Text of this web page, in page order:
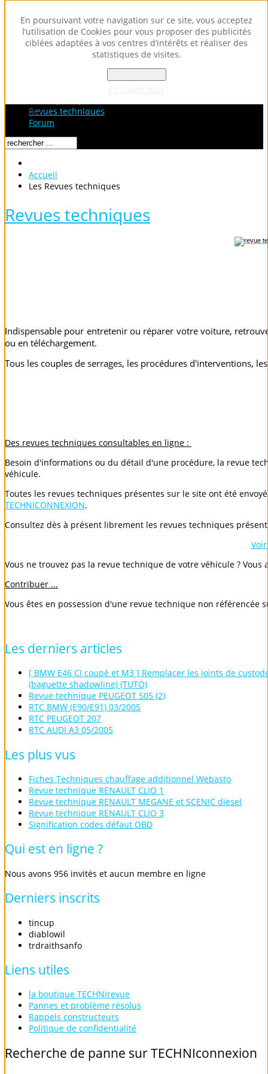
En poursuivant votre navigation sur ce site, vous acceptez
l’utilisation de Cookies pour vous proposer des publicités
ciblées adaptées à vos centres d’intérêts et réaliser des
statistiques de visites.
Loading...Revues techniques
Forum
Accueil
Les Revues techniques
Revues techniques
Indispensable pour entretenir ou réparer votre voiture,
ou en téléchargement.
Tous les couples de serrages, les procédures d'interventions,
Des revues techniques consultables en ligne :
Besoin d'informations ou du détail d'une procédure, la revue
véhicule.
Toutes les revues techniques présentes sur le site ont été
TECHNICONNEXION.
Consultez dès à présent librement les revues techniques
Vous ne trouvez pas la revue technique de votre véhicule ?
Contribuer ...
Vous êtes en possession d'une revue technique non référencée
Les derniers articles
[ BMW E46 CI coupé et M3 ] Remplacer les joints de
(baguette shadowline) (TUTO)
Revue technique PEUGEOT 505 (2)
RTC BMW (E90/E91) 03/2005
RTC PEUGEOT 207
RTC AUDI A3 05/2005
Les plus vus
Fiches Techniques chauffage additionnel Webasto
Revue technique RENAULT CLIO 1
Revue technique RENAULT MEGANE et SCENIC diesel
Revue technique RENAULT CLIO 3
Signification codes défaut OBD
Qui est en ligne ?
Nous avons 956 invités et aucun membre en ligne
Derniers inscrits
tincup
diablowil
trdraithsanfo
Liens utiles
la boutique TECHNIrevue
Pannes et problème résolus
Rappels constructeurs
Politique de confidentialité
Recherche de panne surTECHNIconnexion